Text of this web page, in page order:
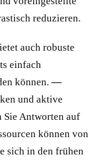
reduzieren.
auch robuste
einfach
können.—
und aktive
Sie Antworten auf
können von
sich in den frühen